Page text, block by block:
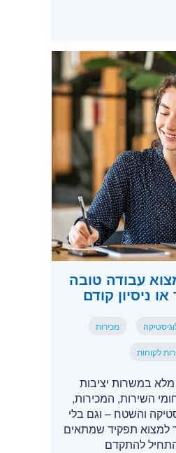
עבודה טובה
ניסיון קודם
מכירות
לקוחות
במשרות יציבות
השירות, המכירות,
והשטח – וגם בלי
למצוא תפקיד שמתאים
להתקדם